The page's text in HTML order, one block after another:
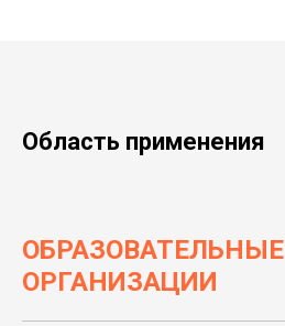
Область применения
ОБРАЗОВАТЕЛЬНЫЕ
ОРГАНИЗАЦИИ